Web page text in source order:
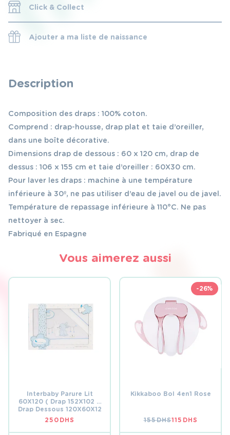
Click & Collect
Ajouter a ma liste de naissance
Description
Composition des draps : 100% coton.
Comprend : drap-housse, drap plat et taie d’oreiller,
dans une boîte décorative.
Dimensions drap de dessous : 60 x 120 cm, drap de
dessus : 106 x 155 cm et taie d’oreiller : 60X30 cm.
Pour laver les draps : machine à une température
inférieure à 30º, ne pas utiliser d’eau de javel ou de javel.
Température de repassage inférieure à 110°C. Ne pas
nettoyer à sec.
Fabriqué en Espagne
Vous aimerez aussi
Interbaby Parure Lit
60X120 ( Drap 152X102 +
Drap Dessous 120X60X12
+ Coussin 60X30)Bleu
250 DHS
-26%
Kikkaboo Bol 4en1 Rose
155DHSLE
PRIX
115 DHS
LE
PRIX